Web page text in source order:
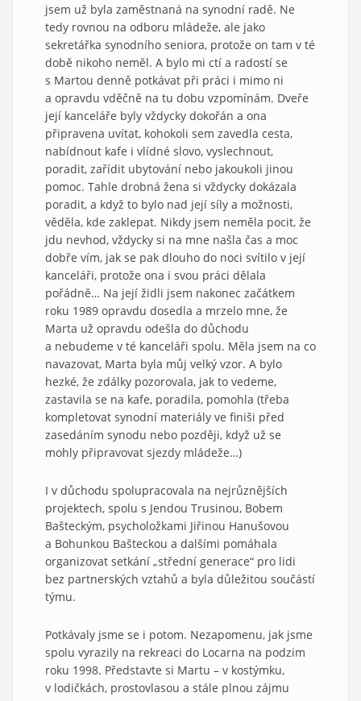
jsem už byla zaměstnaná na synodní radě. Ne
tedy rovnou na odboru mládeže, ale jako
sekretářka synodního seniora, protože on tam v té
době nikoho neměl. A bylo mi ctí a radostí se
s Martou denně potkávat při práci i mimo ni
a opravdu vděčně na tu dobu vzpomínám. Dveře
její kanceláře byly vždycky dokořán a ona
připravena uvítat, kohokoli sem zavedla cesta,
nabídnout kafe i vlídné slovo, vyslechnout,
poradit, zařídit ubytování nebo jakoukoli jinou
pomoc. Tahle drobná žena si vždycky dokázala
poradit, a když to bylo nad její síly a možnosti,
věděla, kde zaklepat. Nikdy jsem neměla pocit, že
jdu nevhod, vždycky si na mne našla čas a moc
dobře vím, jak se pak dlouho do noci svítilo v její
kanceláři, protože ona i svou práci dělala
pořádně… Na její židli jsem nakonec začátkem
roku 1989 opravdu dosedla a mrzelo mne, že
Marta už opravdu odešla do důchodu
a nebudeme v té kanceláři spolu. Měla jsem na co
navazovat, Marta byla můj velký vzor. A bylo
hezké, že zdálky pozorovala, jak to vedeme,
zastavila se na kafe, poradila, pomohla (třeba
kompletovat synodní materiály ve finiši před
zasedáním synodu nebo později, když už se
mohly připravovat sjezdy mládeže…)
I v důchodu spolupracovala na nejrůznějších
projektech, spolu s Jendou Trusinou, Bobem
Bašteckým, psycholožkami Jiřinou Hanušovou
a Bohunkou Bašteckou a dalšími pomáhala
organizovat setkání „střední generace“ pro lidi
bez partnerských vztahů a byla důležitou součástí
týmu.
Potkávaly jsme se i potom. Nezapomenu, jak jsme
spolu vyrazily na rekreaci do Locarna na podzim
roku 1998. Představte si Martu – v kostýmku,
v lodičkách, prostovlasou a stále plnou zájmu